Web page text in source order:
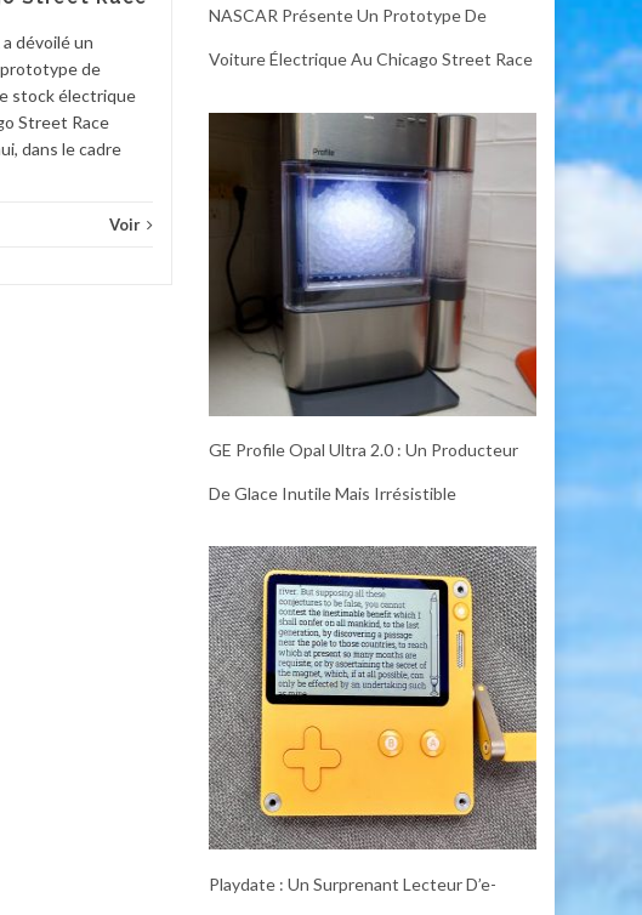
dévoilé un
de
stock électrique
Street Race
dans le cadre
Voir
de...
Divers Voir
NASCAR Présente Un Prototype De
Voiture Électrique Au Chicago Street Race
GE Profile Opal Ultra 2.0 : Un Producteur
De Glace Inutile Mais Irrésistible
Playdate : Un Surprenant Lecteur D’e-